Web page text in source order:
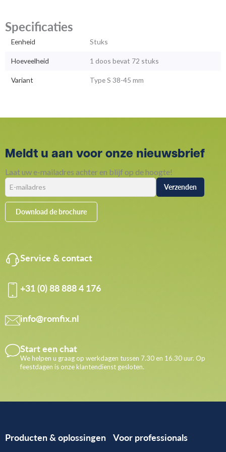
Specificaties
Eenheid Stuks
Hoeveelheid 1 doos bevat 72 stuks
Variant Type S 38-45 mm
Meldt u aan voor onze nieuwsbrief
Laat uw e-mailadres achter en blijf op de hoogte!
Download de brochure
Service & contact
+31 (0) 88 888 4 176
info@romfix.nl
Start een chat
We helpen u graag op werkdagen tussen 7.30 en 16.30 uur. Op
feestdagen is onze klantendienst gesloten.
Producten & oplossingen Voor professionals